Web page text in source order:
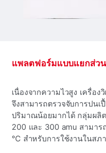
แพลตฟอร์มแบบแยกส่วน
เนื่องจากความไวสูง เครื่อง
จึงสามารถตรวจจับการปน
ปริมาณน้อยมากได้ กลุ่มผ
200 และ 300 amu สามา
°C สําหรับการใช้งานในส